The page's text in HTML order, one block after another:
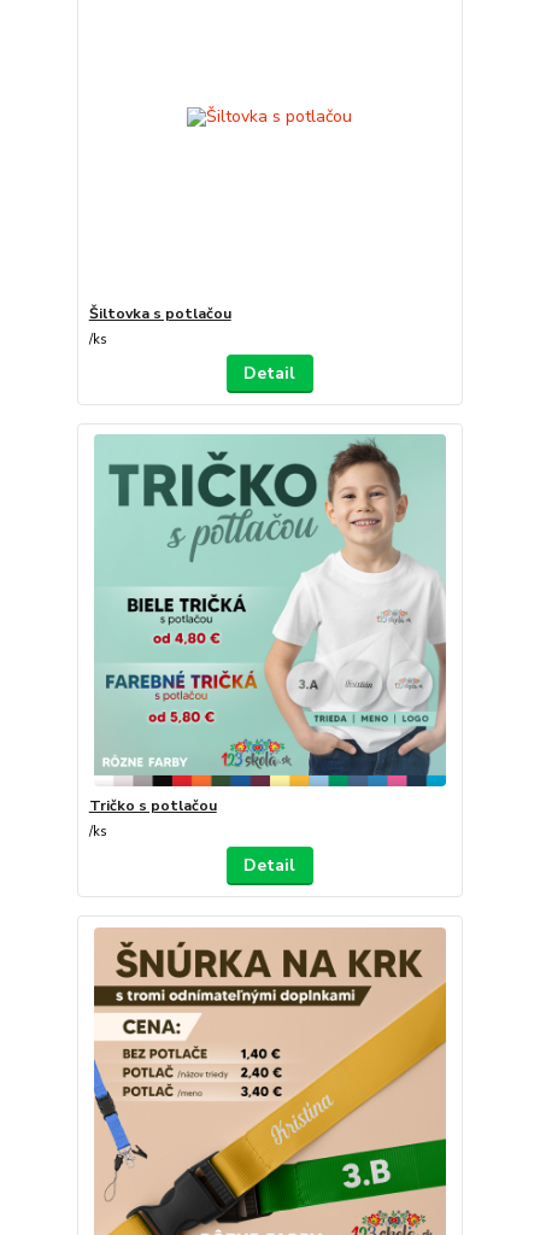
Šiltovka s potlačou
/ks
Detail
Tričko s potlačou
/ks
Detail